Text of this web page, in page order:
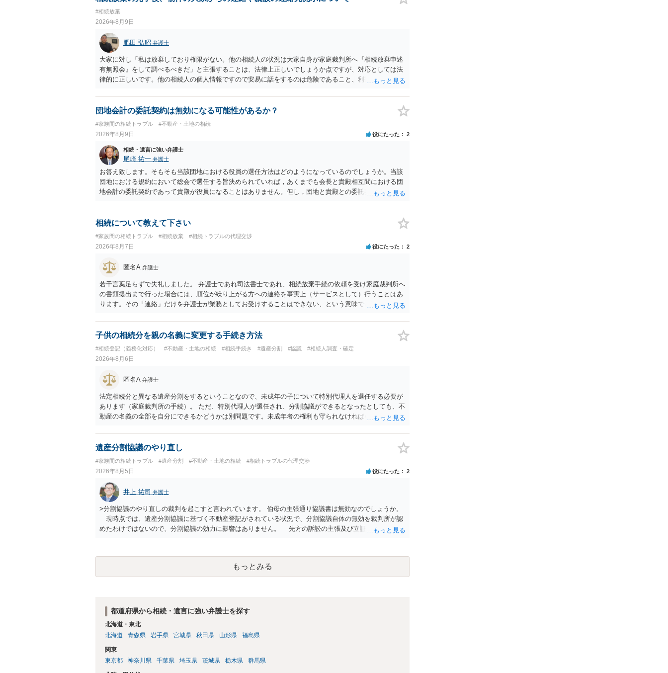
#相続放棄
2026年8月9日
肥田 弘昭 弁護士
大家に対し「私は放棄しており権限がない。他の相続人の状況は大家自身が家庭裁判所へ『相続放棄申述
有無照会』をして調べるべきだ」と主張することは、法律上正しいでしょうか点ですが、対応としては法
律的に正しいです。他の相続人の個人情報ですので安易に話をするのは危険であること、利害関係人の大
らです。ご参考にしてください。
団地会計の委託契約は無効になる可能性があるか？
#家族間の相続トラブル #不動産・土地の相続
2026年8月9日 役にたった 2
相続・遺言に強い弁護士
尾崎 祐一 弁護士
お答え致します。そもそも当該団地における役員の選任方法はどのようになっているのでしょうか。当該
団地における規約において総会で選任する旨決められていれば，あくまでも会長と貴殿相互間における団
地会計の委託契約であって貴殿が役員になることはありません。但し，団地と貴殿との委託契約は有効に
より委託契約は有効に成立しています。
相続について教えて下さい
#家族間の相続トラブル #相続放棄 #相続トラブルの代理交渉
2026年8月7日 役にたった 2
匿名A 弁護士
若干言葉足らずで失礼しました。 弁護士であれ司法書士であれ、相続放棄手続の依頼を受け家庭裁判所へ
の書類提出まで行った場合には、順位が繰り上がる方への連絡を事実上（サービスとして）行うことはあ
ります。その「連絡」だけを弁護士が業務としてお受けすることはできない、という意味でした。
子供の相続分を親の名義に変更する手続き方法
#相続登記（義務化対応） #不動産・土地の相続 #相続手続き #遺産分割 #協議 #相続人調査・確定
2026年8月6日
匿名A 弁護士
法定相続分と異なる遺産分割をするということなので、未成年の子について特別代理人を選任する必要が
あります（家庭裁判所の手続）。 ただ、特別代理人が選任され、分割協議ができるとなったとしても、不
動産の名義の全部を自分にできるかどうかは別問題です。未成年者の権利も守られなければならないから
未成年者を今後養育するのは、自分だからという理由では、法定相続分以上に多くの遺産を取得すること
ができるというわけではありません。
遺産分割協議のやり直し
#家族間の相続トラブル #遺産分割 #不動産・土地の相続 #相続トラブルの代理交渉
2026年8月5日 役にたった 2
井上 祐司 弁護士
>分割協議のやり直しの裁判を起こすと言われています。 伯母の主張通り協議書は無効なのでしょうか。
現時点では、遺産分割協議に基づく不動産登記がされている状況で、分割協議自体の無効を裁判所が認
めたわけではないので、分割協議の効力に影響はありません。 先方の訴訟の主張及び立証次第ですが、
りますが、 ・伯母様自身が分割協議に加わっていること ・御祖母様の意に反する遺産分割協議を行う実
益が誰にあったかの立証が困難であること からすると、実際に遺産分割協議の効力が否定される可能性は
それほど高くない（立証のハードルは非常に高い）ということが言えると思います。
もっとみる
都道府県から相続・遺言に強い弁護士を探す
北海道・東北
北海道
青森県 岩手県 宮城県 秋田県 山形県 福島県
関東
東京都
神奈川県 千葉県 埼玉県 茨城県 栃木県 群馬県